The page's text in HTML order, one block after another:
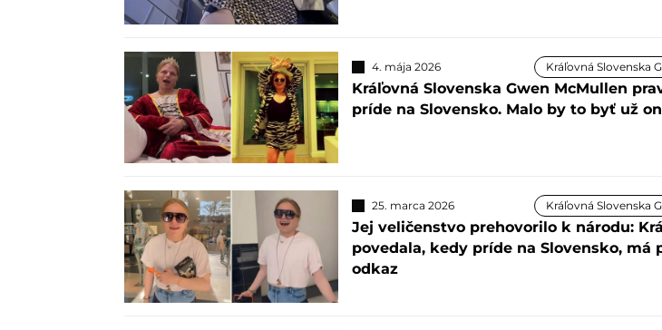
4. mája 2026 Kráľovná Slovenska
Kráľovná Slovenska Gwen McMullen
príde na Slovensko. Malo by to byť už
25. marca 2026 Kráľovná Slovenska
Jej veličenstvo prehovorilo k národu:
povedala, kedy príde na Slovensko, má
odkaz